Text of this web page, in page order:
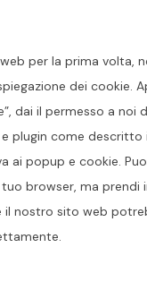
per la prima volta,
dei cookie.
dai il permesso a noi
plugin come descritto
ai popup e cookie.
browser, ma prendi
il nostro sito web